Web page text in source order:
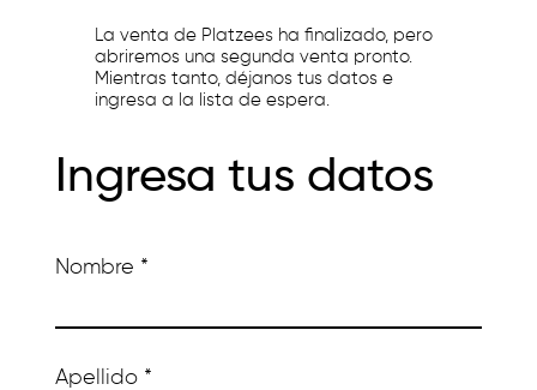
La venta de Platzees ha finalizado, pero
abriremos una segunda venta pronto.
Mientras tanto, déjanos tus datos e
ingresa a la lista de espera.
Ingresa tus datos
Nombre
Apellido